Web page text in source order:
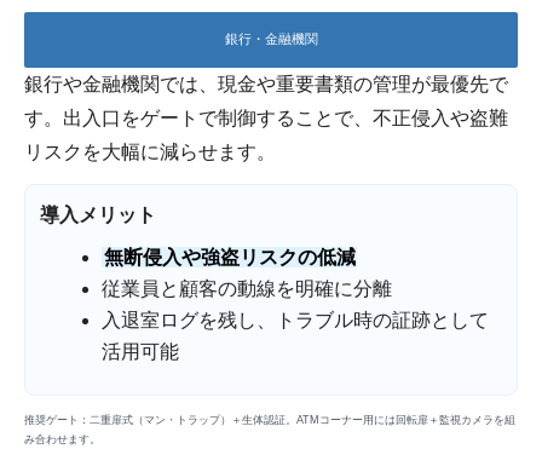
銀行・金融機関
銀行や金融機関では、現金や重要書類の管理が最優先で
す。出入口をゲートで制御することで、不正侵入や盗難
リスクを大幅に減らせます。
導入メリット
無断侵入や強盗リスクの低減
従業員と顧客の動線を明確に分離
入退室ログを残し、トラブル時の証跡として
活用可能
推奨ゲート：二重扉式（マン・トラップ）＋生体認証。ATMコーナー用には回転扉＋監視カメラを組
み合わせます。